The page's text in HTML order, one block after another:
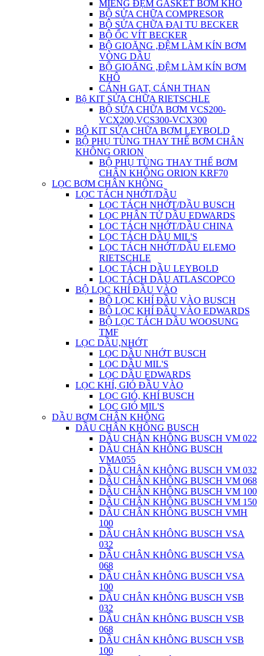
MIẾNG ĐỆM GASKET BƠM KHÔ
BỘ SỬA CHỮA COMPRESOR
BỘ SỬA CHỮA ĐẠI TU BECKER
BỘ ỐC VÍT BECKER
BỘ GIOĂNG ,ĐỆM LÀM KÍN BƠM
VÒNG DẦU
BỘ GIOĂNG ,ĐỆM LÀM KÍN BƠM
KHÔ
CÁNH GẠT, CÁNH THAN
Bộ KIT SỬA CHỮA RIETSCHLE
BỘ SỬA CHỮA BƠM VCS200-
VCX200,VCS300-VCX300
BỘ KIT SỬA CHỮA BƠM LEYBOLD
BỘ PHỤ TÙNG THAY THẾ BƠM CHÂN
KHÔNG ORION
BỘ PHỤ TÙNG THAY THẾ BƠM
CHÂN KHÔNG ORION KRF70
LỌC BƠM CHÂN KHÔNG
LỌC TÁCH NHỚT/DẦU
LỌC TÁCH NHỚT/DẦU BUSCH
LỌC PHÂN TỬ DẦU EDWARDS
LỌC TÁCH NHỚT/DẦU CHINA
LỌC TÁCH DẦU MIL'S
LỌC TÁCH NHỚT/DẦU ELEMO
RIETSCHLE
LỌC TÁCH DẦU LEYBOLD
LỌC TÁCH DẦU ATLASCOPCO
BỘ LỌC KHÍ ĐẦU VÀO
BỘ LỌC KHÍ ĐẦU VÀO BUSCH
BỘ LỌC KHÍ ĐẦU VÀO EDWARDS
BỘ LỌC TÁCH DẦU WOOSUNG
TMF
LỌC DẦU,NHỚT
LỌC DẦU NHỚT BUSCH
LỌC DẦU MIL'S
LỌC DẦU EDWARDS
LỌC KHÍ, GIÓ ĐẦU VÀO
LỌC GIÓ, KHÍ BUSCH
LỌC GIÓ MIL'S
DẦU BƠM CHÂN KHÔNG
DẦU CHÂN KHÔNG BUSCH
DẦU CHÂN KHÔNG BUSCH VM 022
DẦU CHÂN KHÔNG BUSCH
VMA055
DẦU CHÂN KHÔNG BUSCH VM 032
DẦU CHÂN KHÔNG BUSCH VM 068
DẦU CHÂN KHÔNG BUSCH VM 100
DẦU CHÂN KHÔNG BUSCH VM 150
DẦU CHÂN KHÔNG BUSCH VMH
100
DẦU CHÂN KHÔNG BUSCH VSA
032
DẦU CHÂN KHÔNG BUSCH VSA
068
DẦU CHÂN KHÔNG BUSCH VSA
100
DẦU CHÂN KHÔNG BUSCH VSB
032
DẦU CHÂN KHÔNG BUSCH VSB
068
DẦU CHÂN KHÔNG BUSCH VSB
100